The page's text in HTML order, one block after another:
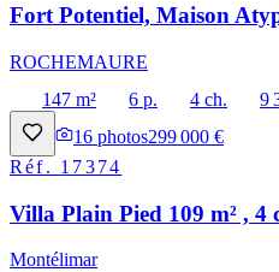
Fort Potentiel, Maison
ROCHEMAURE
147 m²
6 p. 4 ch.
9
16 photos299 000 €
Réf. 17374
Villa Plain Pied 109 m² , 4
Montélimar